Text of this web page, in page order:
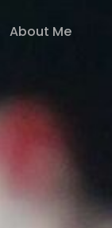
About Me